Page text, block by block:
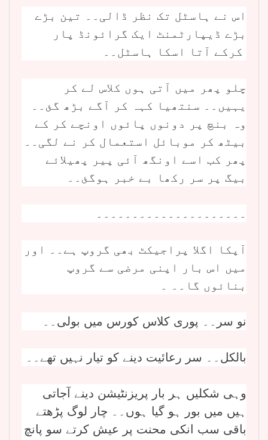
بڑے ڈیپارٹمنٹ ایک گرائونڈ پار
چلو پھر میں آتی ہوں کلاس لے کر
یہیں۔۔ سنتھیا کہہ کر آگے بڑھ گئ۔۔
وہ بنچ پر دونوں پائوں اونچے کر کے
بیٹھ کر موبائل استعمال کر نے لگی۔۔
پھر کب اسے اونگھ آئی پیر پھیلائے
بیگ پر سر رکھا بے خبر ہوگئ۔۔
۔۔۔۔۔۔۔۔۔۔۔۔۔۔۔۔۔۔۔۔۔
آپکا اگلا پراجیکٹ بھی گروپ ہے۔۔ اور
میں اس بار اپنی مرضی سے گروپ
بنائوں گا۔۔ ۔
نو سر۔۔ پوری کلاس کورس میں بولی۔۔
بالکل۔۔ سر رعائیت دینے کو تیار نہیں تھے۔۔
وہی شکلیں ہر بار پریزنٹیشن دینے آجاتی
ہیں میں بور ہو گیا ہوں۔۔ چار لوگ پڑھتے
باقی سب انکی محنت پر عیش کرتے سو پانچ